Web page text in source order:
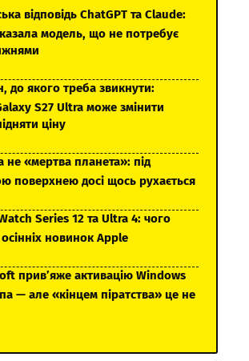
відповідь ChatGPT та Claude:
модель, що не потребує
до якого треба звикнути:
S27 Ultra може змінити
ціну
не «мертва планета»: під
поверхнею досі щось рухається
Series 12 та Ultra 4: чого
осінніх новинок Apple
прив’яже активацію Windows
— але «кінцем піратства» це не